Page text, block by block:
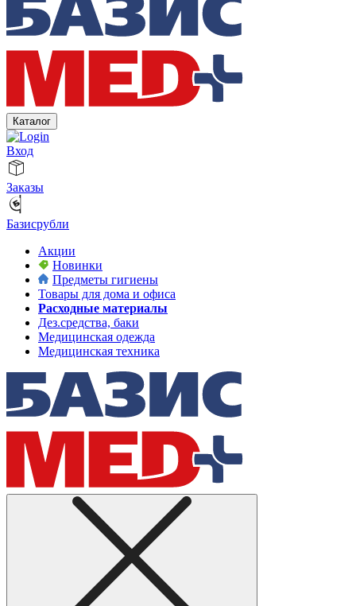
Каталог
Вход
Заказы
Базисрубли
Акции
Новинки
Предметы гигиены
Товары для дома и офиса
Расходные материалы
Дез.средства, баки
Медицинская одежда
Медицинская техника